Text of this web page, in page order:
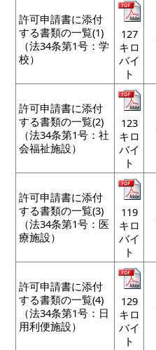
許可申請書に添付
する書類の一覧(1)
（法34条第1号：学
校）
127
キロ
バイ
ト
許可申請書に添付
する書類の一覧(2)
（法34条第1号：社
会福祉施設）
123
キロ
バイ
ト
許可申請書に添付
する書類の一覧(3)
（法34条第1号：医
療施設）
119
キロ
バイ
ト
許可申請書に添付
する書類の一覧(4)
（法34条第1号：日
用利便施設）
129
キロ
バイ
ト